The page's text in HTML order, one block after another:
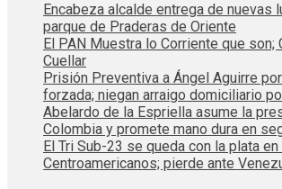
Encabeza alcalde entrega de nuevas
parque de Praderas de Oriente
El PAN Muestra lo Corriente que son;
Cuellar
Prisión Preventiva a Ángel Aguirre
forzada; niegan arraigo domiciliario
Abelardo de la Espriella asume la
Colombia y promete mano dura en
El Tri Sub-23 se queda con la plata
Centroamericanos; pierde ante